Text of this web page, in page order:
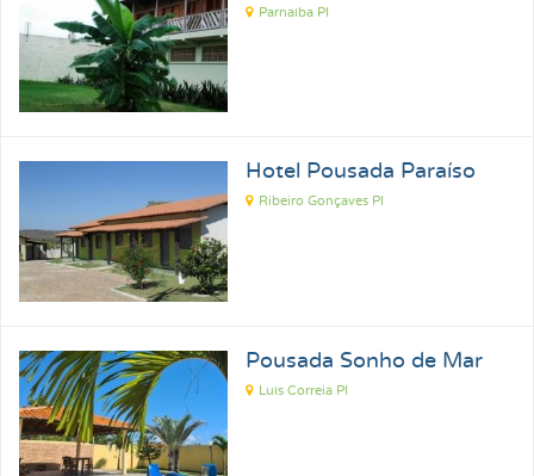
Parnaíba PI
Hotel Pousada Paraíso
Ribeiro Gonçaves PI
Pousada Sonho de Mar
Luís Correia PI